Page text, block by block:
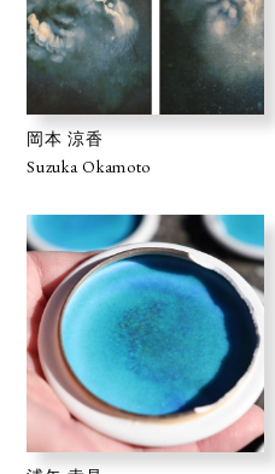
岡本 涼香
Suzuka Okamoto